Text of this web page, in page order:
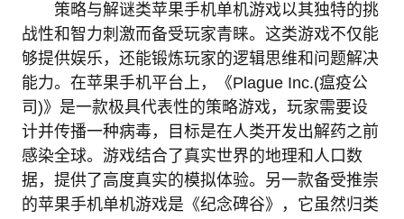
策略与解谜类苹果手机单机游戏以其独特的挑
战性和智力刺激而备受玩家青睐。这类游戏不仅能
够提供娱乐，还能锻炼玩家的逻辑思维和问题解决
能力。在苹果手机平台上，《Plague Inc.(瘟疫公
司)》是一款极具代表性的策略游戏，玩家需要设
计并传播一种病毒，目标是在人类开发出解药之前
感染全球。游戏结合了真实世界的地理和人口数
据，提供了高度真实的模拟体验。另一款备受推崇
的苹果手机单机游戏是《纪念碑谷》，它虽然归类